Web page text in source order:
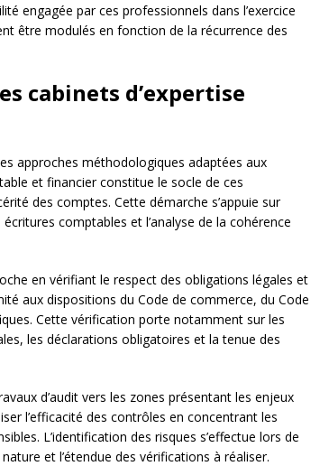
engagée par ces professionnels dans l’exercice
être modulés en fonction de la récurrence des
cabinets d’expertise
approches méthodologiques adaptées aux
et financier constitue le socle de ces
des comptes. Cette démarche s’appuie sur
comptables et l’analyse de la cohérence
en vérifiant le respect des obligations légales et
aux dispositions du Code de commerce, du Code
Cette vérification porte notamment sur les
les déclarations obligatoires et la tenue des
d’audit vers les zones présentant les enjeux
l’efficacité des contrôles en concentrant les
L’identification des risques s’effectue lors de
et l’étendue des vérifications à réaliser.